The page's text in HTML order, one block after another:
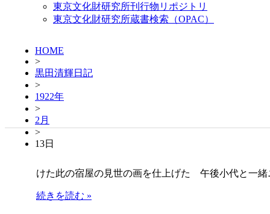
東京文化財研究所刊行物リポジトリ
東京文化財研究所蔵書検索（OPAC）
HOME
>
黒田清輝日記
>
1922年
>
2月
>
13日
けた此の宿屋の見世の画を仕上げた 午後小代と一
続きを読む »